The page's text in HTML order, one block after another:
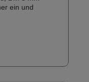
ein und